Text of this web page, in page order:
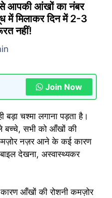
आपकी आंखों का नंबर
में मिलाकर दिन में 2-3
नहीं!
Join Now
चश्मा लगाना पड़ता है।
बच्चे, सभी को आँखों की
नज़र आने के कई कारण
देखना, अस्वास्थ्यकर
आँखों की रोशनी कमज़ोर